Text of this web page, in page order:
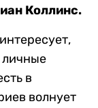
Коллинс.
личные
в
волнует